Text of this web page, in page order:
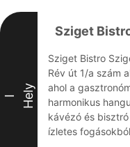
I Hely
Sziget
Sziget Bistro
Rév út 1/a szám
ahol a
harmonikus
kávézó és
ízletes